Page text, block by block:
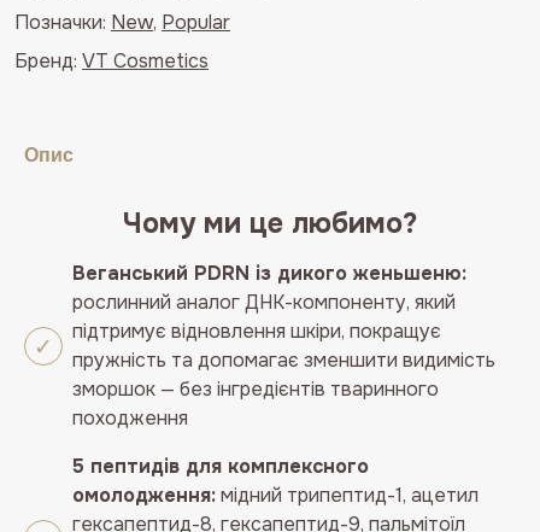
Essence
Balm
Позначки: New, Popular
Бренд: VT Cosmetics
Опис
Чому ми це любимо?
Веганський PDRN із дикого женьшеню:
рослинний аналог ДНК-компоненту, який
підтримує відновлення шкіри, покращує
пружність та допомагає зменшити видимість
зморшок — без інгредієнтів тваринного
походження
5 пептидів для комплексного
омолодження:мідний трипептид-1, ацетил
гексапептид-8, гексапептид-9, пальмітоїл